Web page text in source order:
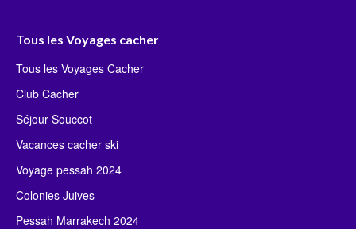
Tous les Voyages cacher
Tous les Voyages Cacher
Club Cacher
Séjour Souccot
Vacances cacher ski
Voyage pessah 2024
Colonies Juives
Pessah Marrakech 2024